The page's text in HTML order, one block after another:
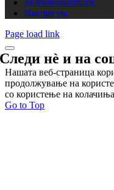
За Meteoalarm.mk
Импресум
Page load link
Следи нѐ и на
Нашата веб-страница
продолжување на
со користење на
Go to Top